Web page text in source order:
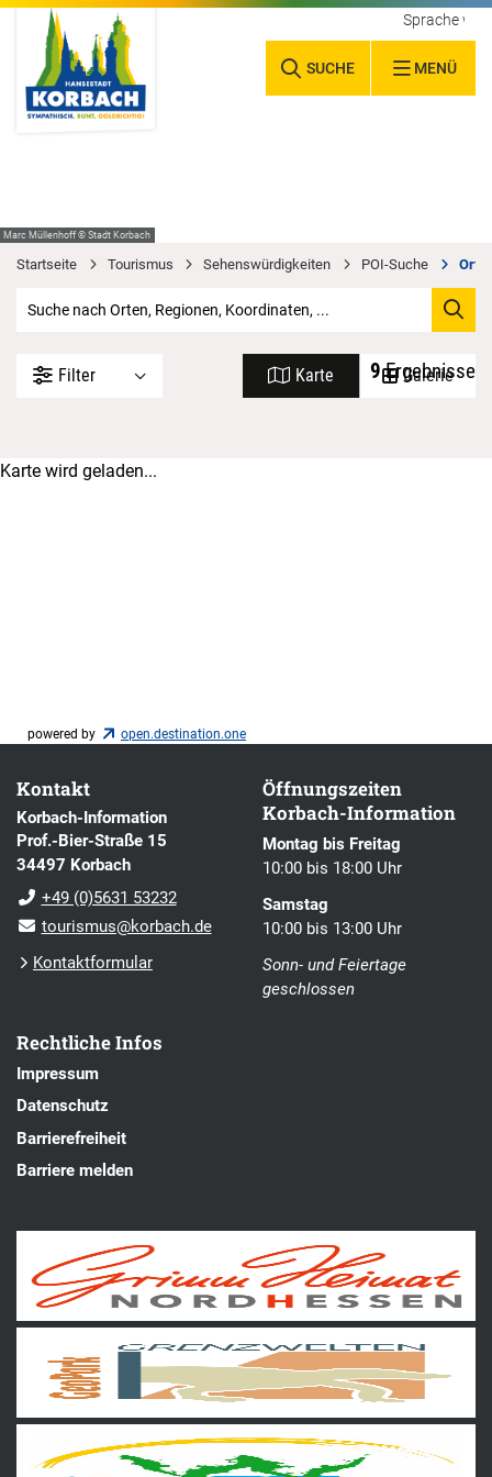
SUCHE MENÜ
Sprache
Marc Müllenhoff © Stadt Korbach
Startseite Tourismus Sehenswürdigkeiten POI-Suche Orte
Filter Karte Galerie
9Ergebnisse
Karte wird geladen...
powered by open.destination.one
Kontakt
Korbach-Information
Prof.-Bier-Straße 15
34497 Korbach
+49 (0)5631 53232
tourismus@korbach.de
Kontaktformular
Öffnungszeiten
Korbach-Information
Montag bis Freitag
10:00 bis 18:00 Uhr
Samstag
10:00 bis 13:00 Uhr
Sonn- und Feiertage
geschlossen
Rechtliche Infos
Impressum
Datenschutz
Barrierefreiheit
Barriere melden